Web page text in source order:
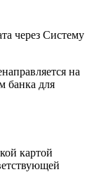
через Систему
на
банка для
картой